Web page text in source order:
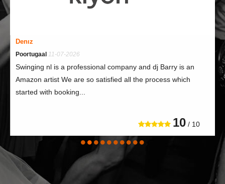
Denız
Poortugaal 11-07-2026
Swinging nl is a professional company and dj Barry is an
Amazon artist We are so satisfied all the process which
started with booking...
10 / 10